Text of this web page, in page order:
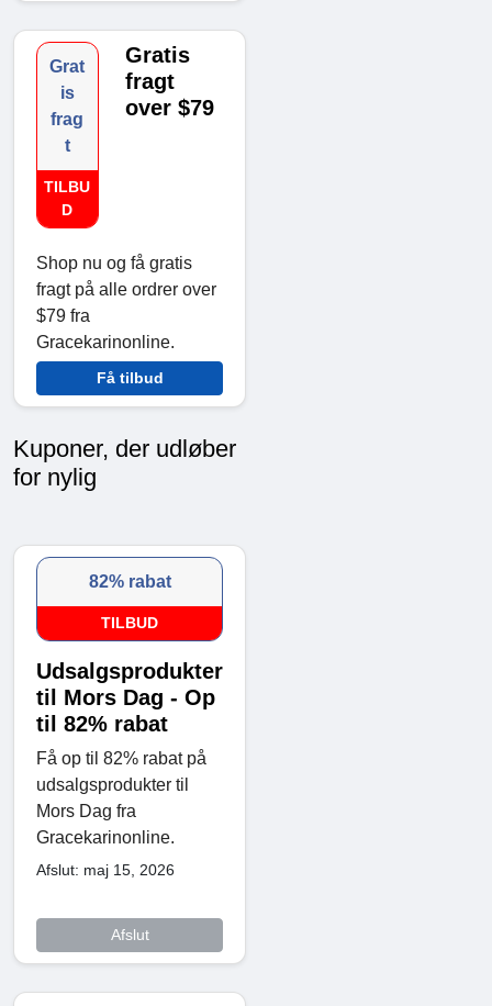
Grat
is
frag
t
TILBU
D
Gratis
fragt
over $79
Shop nu og få gratis
fragt på alle ordrer over
$79 fra
Gracekarinonline.
Få tilbud
Kuponer, der udløber
for nylig
82% rabat
TILBUD
Udsalgsprodukter
til Mors Dag - Op
til 82% rabat
Få op til 82% rabat på
udsalgsprodukter til
Mors Dag fra
Gracekarinonline.
Afslut: maj 15, 2026
Afslut